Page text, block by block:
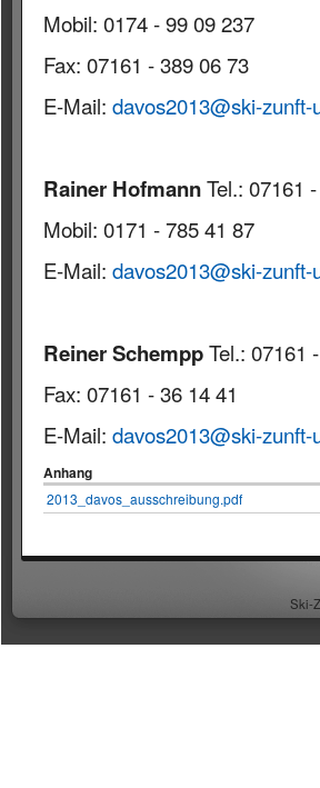
Mobil: 0174 - 99 09 237
Fax: 07161 - 389 06 73
E-Mail: davos2013@ski-zunft-
Rainer HofmannTel.: 07161
Mobil: 0171 - 785 41 87
E-Mail: davos2013@ski-zunft-
Reiner SchemppTel.: 07161
Fax: 07161 - 36 14 41
E-Mail: davos2013@ski-zunft-
Anhang
2013_davos_ausschreibung.pdf
Ski-